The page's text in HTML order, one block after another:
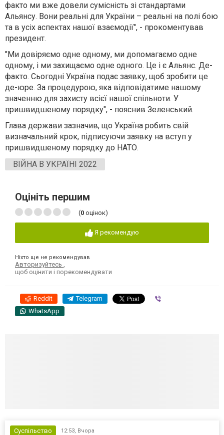
факто ми вже довели сумісність зі стандартами
Альянсу. Вони реальні для України – реальні на полі бою
та в усіх аспектах нашої взаємодії", - прокоментував
президент.
"Ми довіряємо одне одному, ми допомагаємо одне
одному, і ми захищаємо одне одного. Це і є Альянс. Де-
факто. Сьогодні Україна подає заявку, щоб зробити це
де-юре. За процедурою, яка відповідатиме нашому
значенню для захисту всієї нашої спільноти. У
пришвидшеному порядку", - пояснив Зеленський.
Глава держави зазначив, що Україна робить свій
визначальний крок, підписуючи заявку на вступ у
пришвидшеному порядку до НАТО.
ВІЙНА В УКРАЇНІ 2022
Оцініть першим
(0 оцінок)
Я рекомендую
Ніхто ще не рекомендував
Авторизуйтесь
щоб оцінити і порекомендувати
Reddit Telegram
WhatsApp
Суспільство 12:53, Вчора